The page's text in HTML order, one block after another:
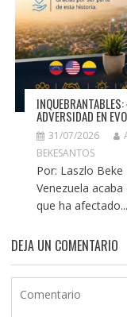
ADVERSIDAD EN
31/07/2026
BEKESANTOS
Por: Laszlo
Venezuela
que ha afectado...
DEJA UN COMENTARIO